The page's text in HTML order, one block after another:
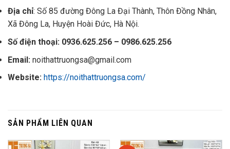
Địa chỉ: Số 85 đường Đông La Đại Thành, Thôn Đồng Nhân,
Xã Đông La, Huyện Hoài Đức, Hà Nội.
Số điện thoại: 0936.625.256 – 0986.625.256
Email: noithattruongsa@gmail.com
Website: https://noithattruongsa.com/
SẢN PHẨM LIÊN QUAN